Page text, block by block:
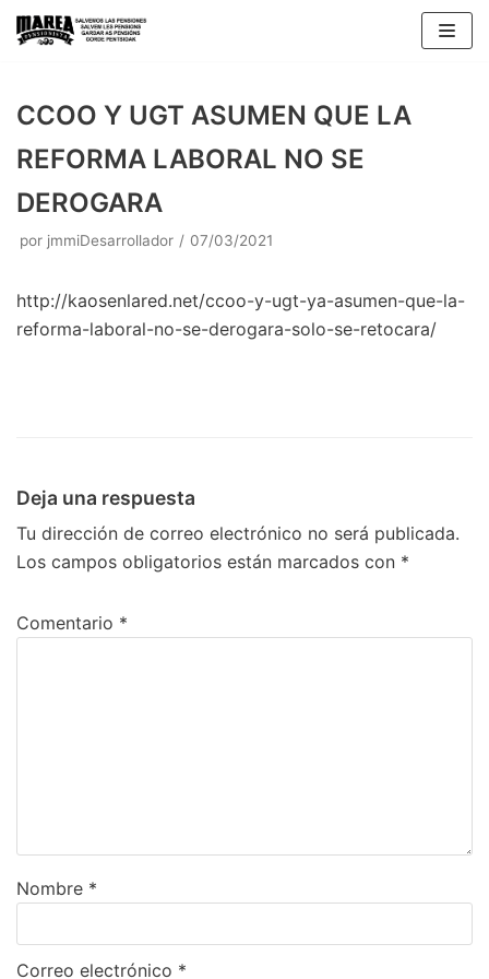
Saltar
CCOO Y UGT ASUMEN QUE LA
REFORMA LABORAL NO SE
DEROGARA
por jmmiDesarrollador 07/03/2021
http://kaosenlared.net/ccoo-y-ugt-ya-asumen-que-la-
reforma-laboral-no-se-derogara-solo-se-retocara/
Deja una respuesta
Tu dirección de correo electrónico no será publicada.
Los campos obligatorios están marcados con *
Comentario *
Nombre *
Correo electrónico *